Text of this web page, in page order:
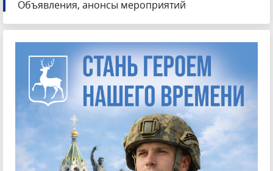
Объявления, анонсы мероприятий